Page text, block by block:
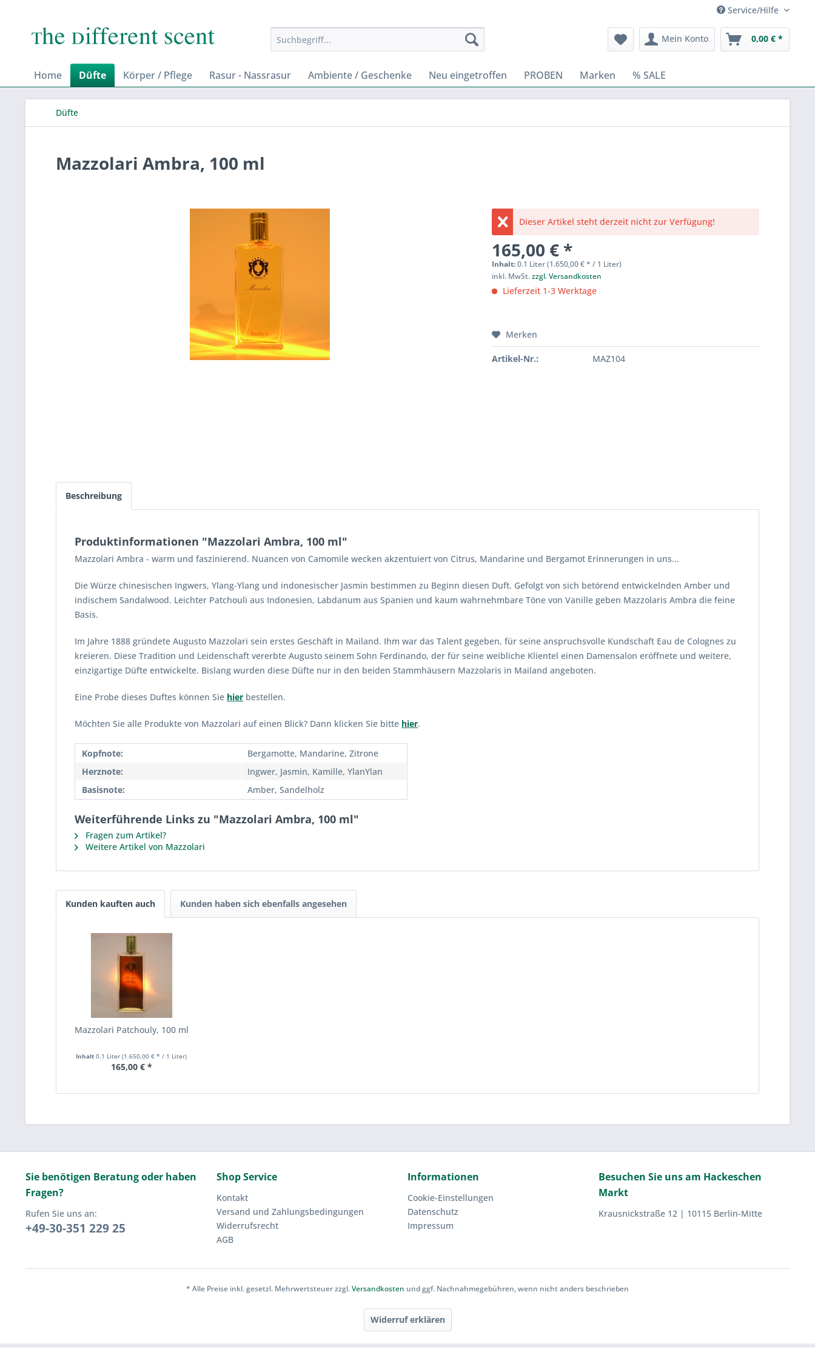
Service/Hilfe
Mein Konto 0,00 € *
Home Düfte Körper / Pflege Rasur - Nassrasur Ambiente / Geschenke Neu eingetroffen PROBEN Marken % SALE
Düfte
Mazzolari Ambra, 100 ml
Dieser Artikel steht derzeit nicht zur Verfügung!
165,00 € *
Inhalt:0.1 Liter (1.650,00 € * / 1 Liter)
inkl. MwSt.zzgl. Versandkosten
Lieferzeit 1-3 Werktage
Merken
Artikel-Nr.: MAZ104
Beschreibung
Produktinformationen "Mazzolari Ambra, 100 ml"
Mazzolari Ambra - warm und faszinierend. Nuancen von Camomile wecken akzentuiert von Citrus, Mandarine und Bergamot Erinnerungen in uns...
Die Würze chinesischen Ingwers, Ylang-Ylang und indonesischer Jasmin bestimmen zu Beginn diesen Duft. Gefolgt von sich betörend entwickelnden Amber und
indischem Sandalwood. Leichter Patchouli aus Indonesien, Labdanum aus Spanien und kaum wahrnehmbare Töne von Vanille geben Mazzolaris Ambra die feine
Basis.
Im Jahre 1888 gründete Augusto Mazzolari sein erstes Geschäft in Mailand. Ihm war das Talent gegeben, für seine anspruchsvolle Kundschaft Eau de Colognes zu
kreieren. Diese Tradition und Leidenschaft vererbte Augusto seinem Sohn Ferdinando, der für seine weibliche Klientel einen Damensalon eröffnete und weitere,
einzigartige Düfte entwickelte. Bislang wurden diese Düfte nur in den beiden Stammhäusern Mazzolaris in Mailand angeboten.
Eine Probe dieses Duftes können Sie hier bestellen.
Möchten Sie alle Produkte von Mazzolari auf einen Blick? Dann klicken Sie bitte hier.
Kopfnote:
Bergamotte, Mandarine, Zitrone
Herznote:
Ingwer, Jasmin, Kamille, YlanYlan
Basisnote:
Amber, Sandelholz
Weiterführende Links zu "Mazzolari Ambra, 100 ml"
Fragen zum Artikel?
Weitere Artikel von Mazzolari
Kunden kauften auch Kunden haben sich ebenfalls angesehen
Mazzolari Patchouly, 100 ml
Inhalt0.1 Liter(1.650,00 € * / 1 Liter)
165,00 € *
Sie benötigen Beratung oder haben
Fragen?
Rufen Sie uns an:
+49-30-351 229 25
Shop Service
Kontakt
Versand und Zahlungsbedingungen
Widerrufsrecht
AGB
Informationen
Cookie-Einstellungen
Datenschutz
Impressum
Besuchen Sie uns am Hackeschen
Markt
Krausnickstraße 12 | 10115 Berlin-Mitte
* Alle Preise inkl. gesetzl. Mehrwertsteuer zzgl.Versandkosten und ggf. Nachnahmegebühren, wenn nicht anders beschrieben
Widerruf erklären